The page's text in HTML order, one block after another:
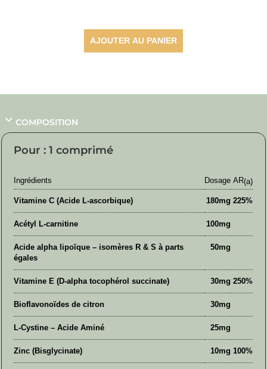
AJOUTER AU PANIER
COMPOSITION
Pour : 1 comprimé
Ingrédients Dosage AR(a)
Vitamine C (Acide L-ascorbique) 180mg 225%
Acétyl L-carnitine 100mg
Acide alpha lipoïque – isomères R & S à parts
égales
50mg
Vitamine E (D-alpha tocophérol succinate) 30mg 250%
Bioflavonoïdes de citron 30mg
L-Cystine – Acide Aminé 25mg
Zinc (Bisglycinate) 10mg 100%